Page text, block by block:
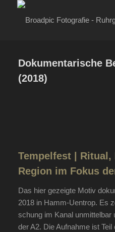
Dokumentarische
(2018)
Tempelfest | Ritual,
Region im Fokus
Das hier gezeig­te Motiv
2018 in Hamm-Uen­trop. Es
schung im Kanal unmit­tel­bar
der A2. Die Auf­nah­me ist